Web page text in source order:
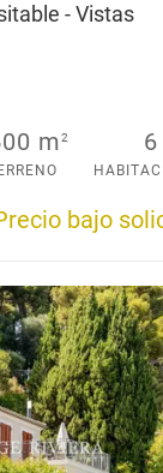
- Vistas
m2 6
bajo